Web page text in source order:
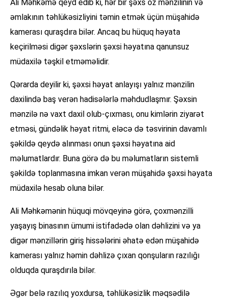
Ali Məhkəmə qeyd edib ki, hər bir şəxs öz mənzilinin və
əmlakının təhlükəsizliyini təmin etmək üçün müşahidə
kamerası quraşdıra bilər. Ancaq bu hüquq həyata
keçirilməsi digər şəxslərin şəxsi həyatına qanunsuz
müdaxilə təşkil etməməlidir.
Qərarda deyilir ki, şəxsi həyat anlayışı yalnız mənzilin
daxilində baş verən hadisələrlə məhdudlaşmır. Şəxsin
mənzilə nə vaxt daxil olub-çıxması, onu kimlərin ziyarət
etməsi, gündəlik həyat ritmi, eləcə də təsvirinin davamlı
şəkildə qeydə alınması onun şəxsi həyatına aid
məlumatlardır. Buna görə də bu məlumatların sistemli
şəkildə toplanmasına imkan verən müşahidə şəxsi həyata
müdaxilə hesab oluna bilər.
Ali Məhkəmənin hüquqi mövqeyinə görə, çoxmənzilli
yaşayış binasının ümumi istifadədə olan dəhlizini və ya
digər mənzillərin giriş hissələrini əhatə edən müşahidə
kamerası yalnız həmin dəhlizə çıxan qonşuların razılığı
olduqda quraşdırıla bilər.
Əgər belə razılıq yoxdursa, təhlükəsizlik məqsədilə